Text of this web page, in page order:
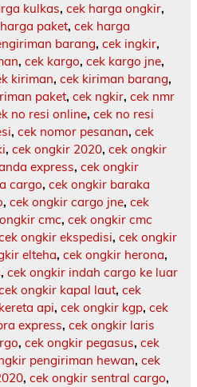
kulkas, cek harga ongkir,
paket, cek harga
barang, cek ingkir,
, cek kargo, cek kargo jne,
kiriman, cek kiriman barang,
paket, cek ngkir, cek nmr
no resi online, cek no resi
, cek nomor pesanan, cek
, cek ongkir 2020, cek ongkir
express, cek ongkir
cargo, cek ongkir baraka
, cek ongkir cargo jne, cek
cmc, cek ongkir cmc
ongkir ekspedisi, cek ongkir
elteha, cek ongkir herona,
, cek ongkir indah cargo ke luar
ongkir kapal laut, cek
api, cek ongkir kgp, cek
express, cek ongkir laris
, cek ongkir pegasus, cek
pengiriman hewan, cek
, cek ongkir sentral cargo,